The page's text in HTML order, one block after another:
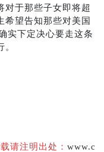
对于那些子女即将超
希望告知那些对美国
实下定决心要走这条
请注明出处： www.c